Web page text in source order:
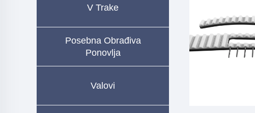
V Trake
Posebna Obrađiva
Ponovlja
Valovi